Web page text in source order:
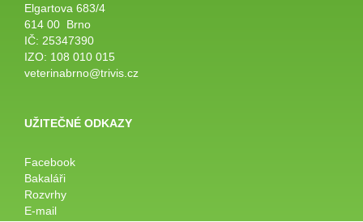
Elgartova 683/4
614 00 Brno
IČ: 25347390
IZO: 108 010 015
veterinabrno@trivis.cz
UŽITEČNÉ ODKAZY
Facebook
Bakaláři
Rozvrhy
E-mail